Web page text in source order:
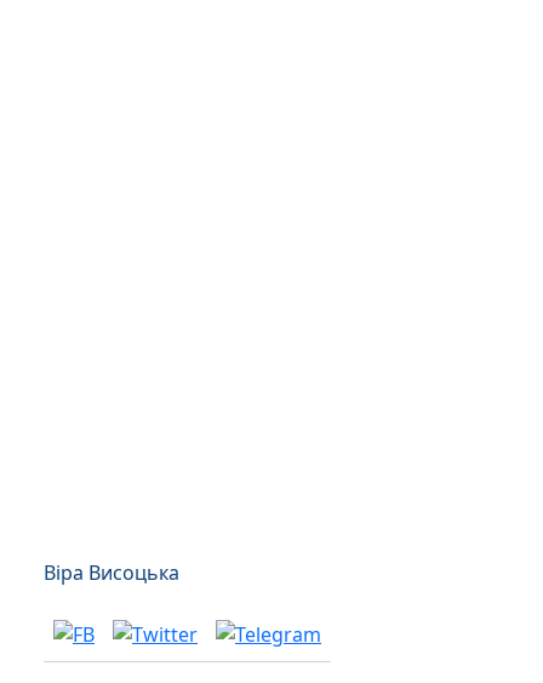
Віра Висоцька